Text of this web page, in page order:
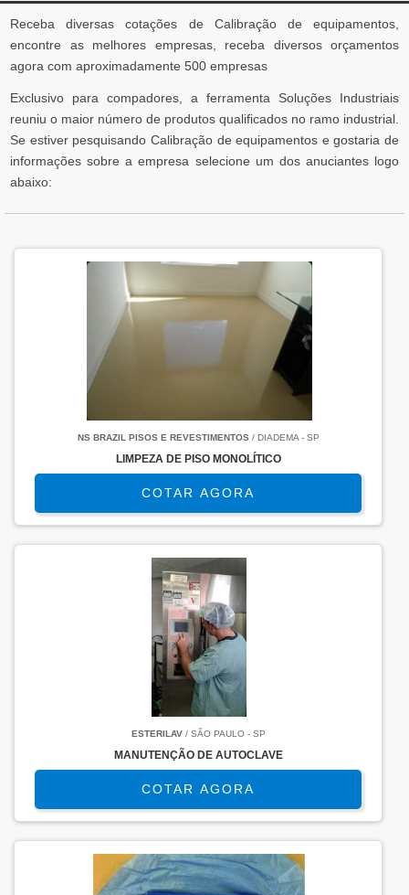
Receba diversas cotações de Calibração de equipamentos,
encontre as melhores empresas, receba diversos orçamentos
agora com aproximadamente 500 empresas
Exclusivo para compadores, a ferramenta Soluções Industriais
reuniu o maior número de produtos qualificados no ramo industrial.
Se estiver pesquisando Calibração de equipamentos e gostaria de
informações sobre a empresa selecione um dos anuciantes logo
abaixo:
NS BRAZIL PISOS E REVESTIMENTOS/ DIADEMA - SP
LIMPEZA DE PISO MONOLÍTICO
COTAR AGORA
ESTERILAV/ SÃO PAULO - SP
MANUTENÇÃO DE AUTOCLAVE
COTAR AGORA